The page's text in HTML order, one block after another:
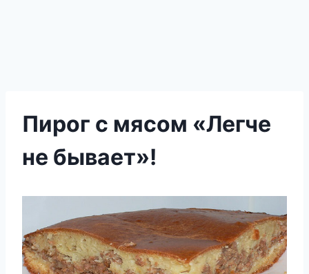
Пирог с мясом «Легче
не бывает»!